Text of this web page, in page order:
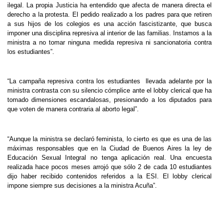
ilegal. La propia Justicia ha entendido que afecta de manera directa el
derecho a la protesta. El pedido realizado a los padres para que retiren
a sus hijos de los colegios es una acción fascistizante, que busca
imponer una disciplina represiva al interior de las familias. Instamos a la
ministra a no tomar ninguna medida represiva ni sancionatoria contra
los estudiantes”.
“La campaña represiva contra los estudiantes llevada adelante por la
ministra contrasta con su silencio cómplice ante el lobby clerical que ha
tomado dimensiones escandalosas, presionando a los diputados para
que voten de manera contraria al aborto legal”.
“Aunque la ministra se declaró feminista, lo cierto es que es una de las
máximas responsables que en la Ciudad de Buenos Aires la ley de
Educación Sexual Integral no tenga aplicación real. Una encuesta
realizada hace pocos meses arrojó que sólo 2 de cada 10 estudiantes
dijo haber recibido contenidos referidos a la ESI. El lobby clerical
impone siempre sus decisiones a la ministra Acuña”.